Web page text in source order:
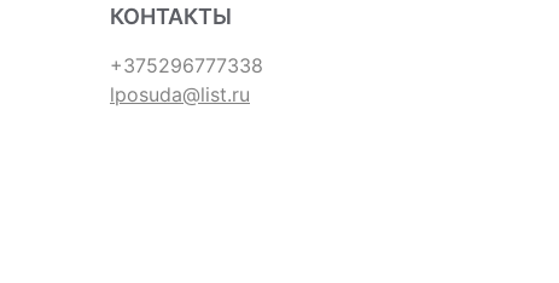
КОНТАКТЫ
+375296777338
lposuda@list.ru